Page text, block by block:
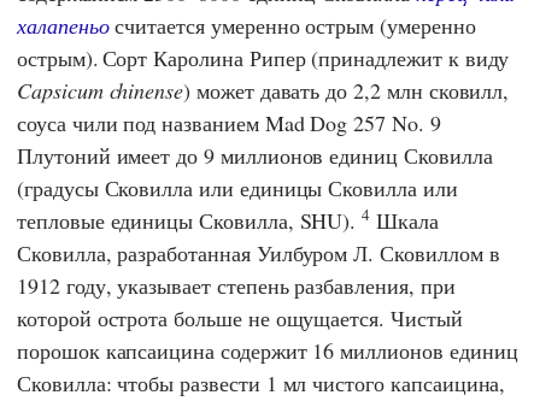
халапеньосчитается умеренно острым (умеренно
острым). Сорт Каролина Рипер (принадлежит к виду
Capsicum chinense) может давать до 2,2 млн сковилл,
соуса чили под названием Mad Dog 257 No. 9
Плутоний имеет до 9 миллионов единиц Сковилла
(градусы Сковилла или единицы Сковилла или
тепловые единицы Сковилла, SHU).4 Шкала
Сковилла, разработанная Уилбуром Л. Сковилломв
1912 году, указывает степень разбавления, при
которой острота больше не ощущается. Чистый
порошок капсаицина содержит 16 миллионов единиц
Сковилла: чтобы развести 1 мл чистого капсаицина,